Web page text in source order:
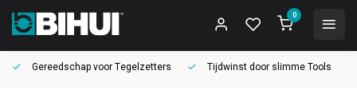
0
Gereedschap voorTegelzetters Tijdwinst door slimme Tools